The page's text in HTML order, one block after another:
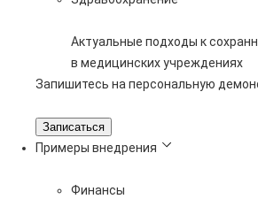
Актуальные подходы к
в медицинских учреждениях
Запишитесь на персональную
Записаться
Примеры внедрения
Финансы